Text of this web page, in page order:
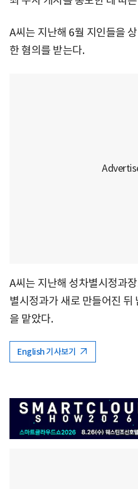
A씨는 지난해 6월 지인들을
한 혐의를 받는다.
A씨는 지난해 성차별시정과
별시정과가 새로 만들어진 뒤
을 맡았다.
English 기사보기